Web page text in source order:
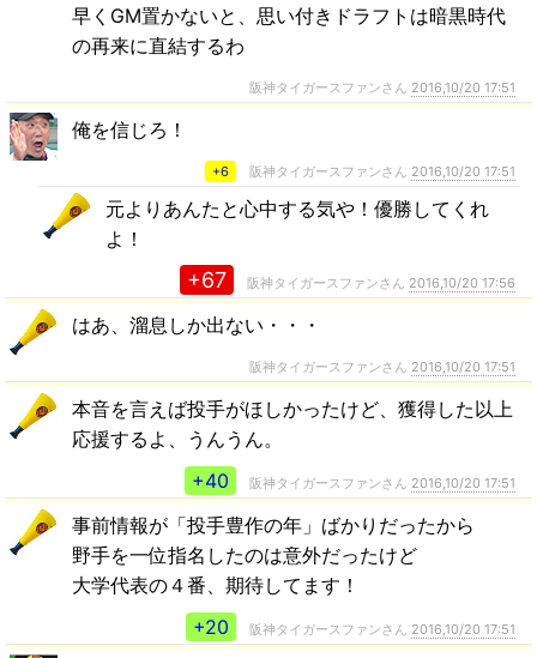
早くGM置かないと、思い付きドラフトは暗黒時代
の再来に直結するわ
阪神タイガースファンさん 2016,10/20 17:51
俺を信じろ！
+6 阪神タイガースファンさん 2016,10/20 17:51
元よりあんたと心中する気や！優勝してくれ
よ！
+67 阪神タイガースファンさん 2016,10/20 17:56
はあ、溜息しか出ない・・・
阪神タイガースファンさん 2016,10/20 17:51
本音を言えば投手がほしかったけど、獲得した以上
応援するよ、うんうん。
+40
阪神タイガースファンさん 2016,10/20 17:51
事前情報が「投手豊作の年」ばかりだったから
野手を一位指名したのは意外だったけど
大学代表の４番、期待してます！
+20
阪神タイガースファンさん 2016,10/20 17:51